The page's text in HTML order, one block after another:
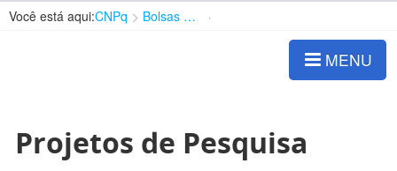
Você está aqui:CNPq Bolsas e Auxílios Vigentes
MENU
Projetos de Pesquisa